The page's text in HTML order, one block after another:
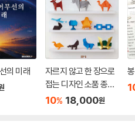
의 미래
자르지 않고 한 장으로
접는 디자인 소품 종이
접기 인테리어
10% 18,000원